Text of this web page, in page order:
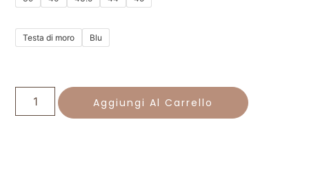
Testa di moro Blu
Aggiungi Al Carrello